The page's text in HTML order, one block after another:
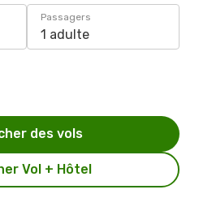
Passagers
1 adulte
Vol + Hôtel
des vols